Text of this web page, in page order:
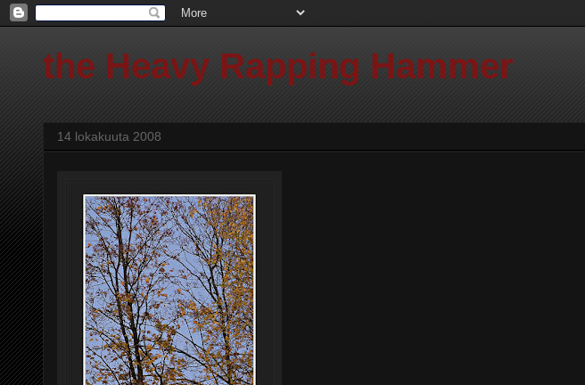
the Heavy Rapping Hammer
14 lokakuuta 2008